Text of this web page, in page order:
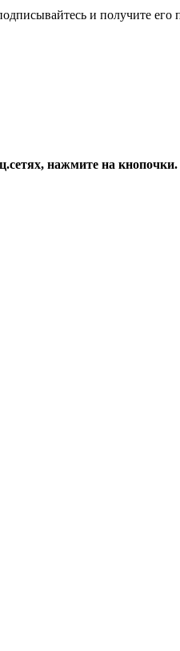
и получите
нажмите на кнопочки.